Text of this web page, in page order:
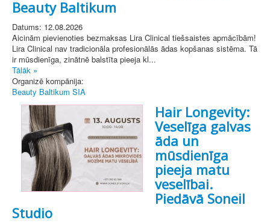
Beauty Baltikum
Datums: 12.08.2026
Aicinām pievienoties bezmaksas Lira Clinical tiešsaistes apmācībām!
Lira Clinical nav tradicionāla profesionālās ādas kopšanas sistēma. Tā
ir mūsdienīga, zinātnē balstīta pieeja kl...
Tālāk »
Organizē kompānija:
Beauty Baltikum SIA
Hair Longevity:
Veselīga galvas
āda un
mūsdienīga
pieeja matu
veselībai.
Piedāvā Soneil
Studio